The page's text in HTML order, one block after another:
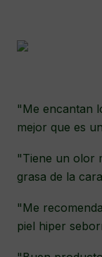
"Me encantan
mejor que es
"Tiene un olor
grasa de la
"Me
piel hiper